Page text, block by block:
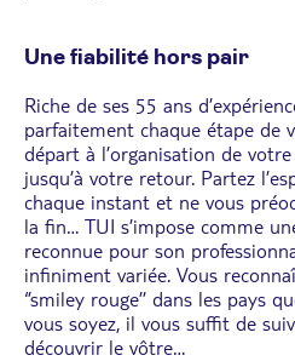
Une fiabilité hors pair
Riche de ses 55 ans
parfaitement chaque étape de
départ à l’organisation de
jusqu’à votre retour. Partez
chaque instant et ne vous
la fin… TUI s’impose comme
reconnue pour son
infiniment variée. Vous
‘’smiley rouge’’ dans les pays
vous soyez, il vous suffit de
découvrir le vôtre…